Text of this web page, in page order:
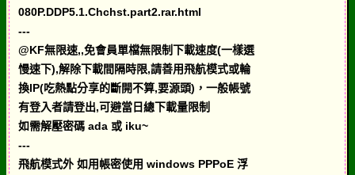
080P.DDP5.1.Chchst.part2.rar.html
---
@KF無限速,,免會員單檔無限制下載速度(一樣選
慢速下),解除下載間隔時限,請善用飛航模式或輪
換IP(吃熱點分享的斷開不算,要源頭)，一般帳號
有登入者請登出,可避當日總下載量限制
如需解壓密碼 ada 或 iku~
---
飛航模式外 如用帳密使用 windows PPPoE 浮